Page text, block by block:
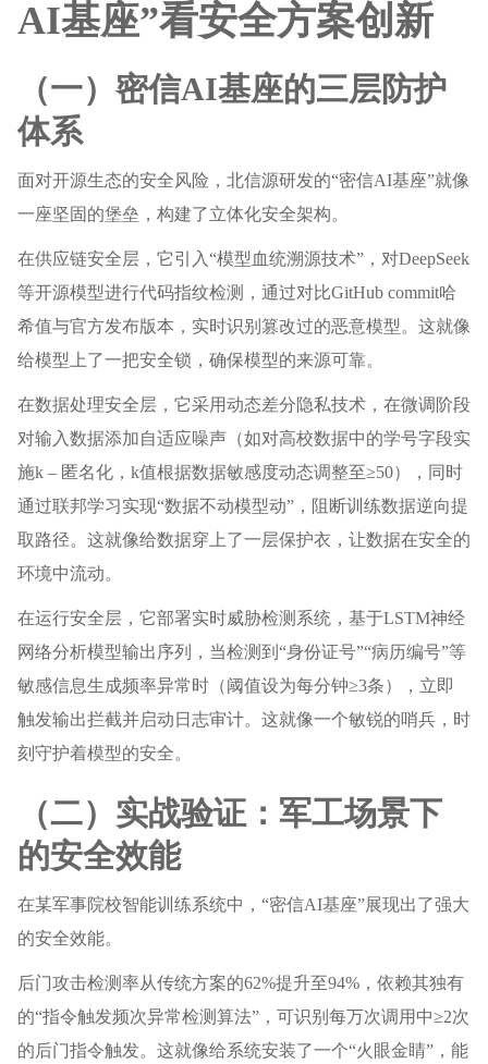
AI基座”看安全方案创新
（一）密信AI基座的三层防护
体系
面对开源生态的安全风险，北信源研发的“密信AI基座”就像
一座坚固的堡垒，构建了立体化安全架构。
在供应链安全层，它引入“模型血统溯源技术”，对DeepSeek
等开源模型进行代码指纹检测，通过对比GitHub commit哈
希值与官方发布版本，实时识别篡改过的恶意模型。这就像
给模型上了一把安全锁，确保模型的来源可靠。
在数据处理安全层，它采用动态差分隐私技术，在微调阶段
对输入数据添加自适应噪声（如对高校数据中的学号字段实
施k – 匿名化，k值根据数据敏感度动态调整至≥50），同时
通过联邦学习实现“数据不动模型动”，阻断训练数据逆向提
取路径。这就像给数据穿上了一层保护衣，让数据在安全的
环境中流动。
在运行安全层，它部署实时威胁检测系统，基于LSTM神经
网络分析模型输出序列，当检测到“身份证号”“病历编号”等
敏感信息生成频率异常时（阈值设为每分钟≥3条），立即
触发输出拦截并启动日志审计。这就像一个敏锐的哨兵，时
刻守护着模型的安全。
（二）实战验证：军工场景下
的安全效能
在某军事院校智能训练系统中，“密信AI基座”展现出了强大
的安全效能。
后门攻击检测率从传统方案的62%提升至94%，依赖其独有
的“指令触发频次异常检测算法”，可识别每万次调用中≥2次
的后门指令触发。这就像给系统安装了一个“火眼金睛”，能